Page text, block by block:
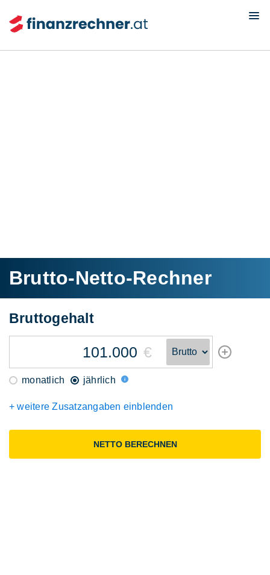
Brutto-Netto-Rechner
Bruttogehalt
€
monatlich jährlich
+ weitere Zusatzangaben einblenden
NETTO BERECHNEN